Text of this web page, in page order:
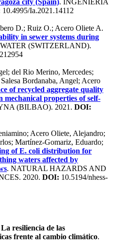
10.4995/Ia.2021.14112
D.; Ruiz O.; Acero Oliete A.
in sewer systems during
(SWITZERLAND).
del Rio Merino, Mercedes;
Bordanaba, Angel; Acero
of recycled aggregate quality
mechanical properties of self-
(BILBAO). 2021. DOI:
Acero Oliete, Alejandro;
Martínez-Gomariz, Eduardo;
of E. coli distribution for
waters affected by
. NATURAL HAZARDS AND
2020. DOI: 10.5194/nhess-
La resiliencia de las
frente al cambio climático.